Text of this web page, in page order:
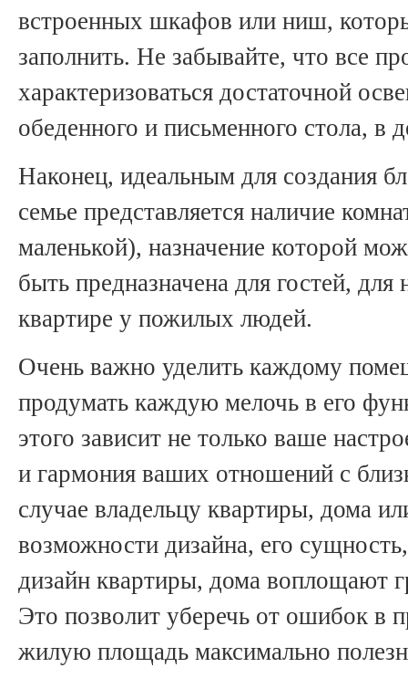
встроенных шкафов или ниш,
заполнить. Не забывайте, что все
характеризоваться достаточной
обеденного и письменного стола, в
Наконец, идеальным для создания
семье представляется наличие
маленькой), назначение которой
быть предназначена для гостей,
квартире у пожилых людей.
Очень важно уделить каждому
продумать каждую мелочь в его
этого зависит не только ваше
и гармония ваших отношений с
случае владельцу квартиры, дома
возможности дизайна, его
дизайн квартиры, дома воплощают
Это позволит уберечь от ошибок в
жилую площадь максимально